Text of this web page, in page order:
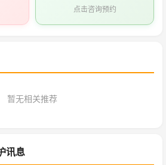
点击咨询预约
暂无相关推荐
讯息